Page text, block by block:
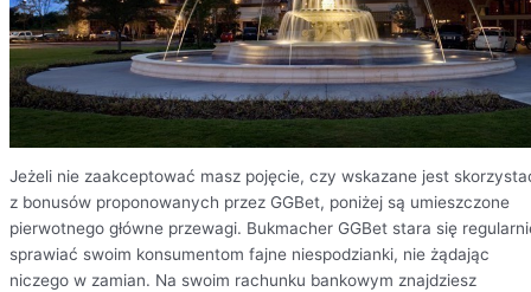
Jeżeli nie zaakceptować masz pojęcie, czy wskazane jest
z bonusów proponowanych przez GGBet, poniżej są umieszczone
pierwotnego główne przewagi. Bukmacher GGBet stara się
sprawiać swoim konsumentom fajne niespodzianki, nie żądając
niczego w zamian. Na swoim rachunku bankowym znajdziesz